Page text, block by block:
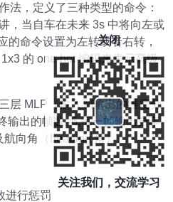
法，定义了三种类型的命令：
，当自车在未来 3s 中将向左或
的命令设置为左转或者右转，
的 one-hot 编码来表示高级
层 MLP（输入到输出的维度分
输出的帧数=6,每一帧输出自车
航向角（heading 角）
进行惩罚
关闭
关注我们，交流学习